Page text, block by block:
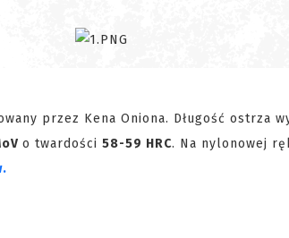
przez Kena Oniona. Długość ostrza
o twardości 58-59 HRC. Na nylonowej